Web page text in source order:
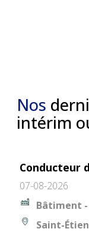
Nos
intérim
Conducteur
07-08-2026
Bâtiment -
Saint-